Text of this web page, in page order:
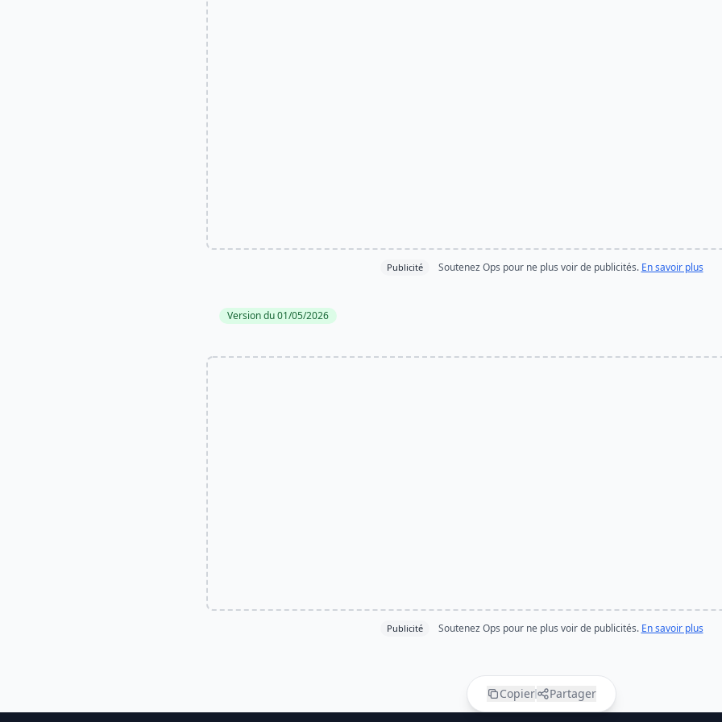
Publicité Soutenez Ops pour ne plus voir de publicités. En savoir plus
Version du 01/05/2026
Publicité Soutenez Ops pour ne plus voir de publicités. En savoir plus
Copier Partager